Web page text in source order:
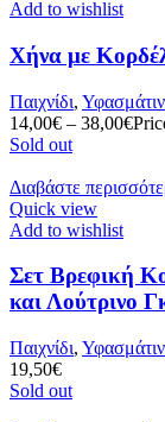
Add to wishlist
Χήνα με
Παιχνίδι,
14,00€ – 38,00€
Sold out
Διαβάστε
Quick view
Add to wishlist
Σετ Βρεφική
και Λούτρινο
Παιχνίδι,
19,50€
Sold out